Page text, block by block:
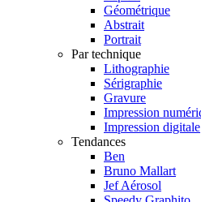
Géométrique
Abstrait
Portrait
Par technique
Lithographie
Sérigraphie
Gravure
Impression
Impression digitale
Tendances
Ben
Bruno Mallart
Jef Aérosol